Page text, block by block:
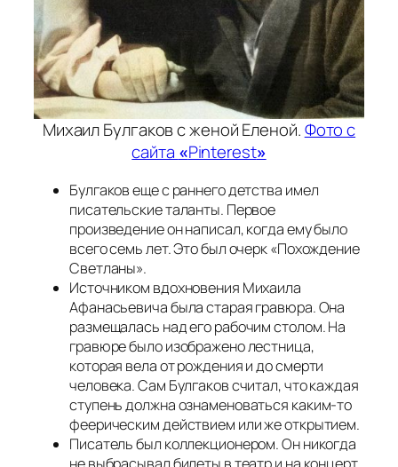
Михаил Булгаков с женой Еленой.Фото с
сайта «Pinterest»
Булгаков еще с раннего детства имел
писательские таланты. Первое
произведение он написал, когда ему было
всего семь лет. Это был очерк «Похождение
Светланы».
Источником вдохновения Михаила
Афанасьевича была старая гравюра. Она
размещалась над его рабочим столом. На
гравюре было изображено лестница,
которая вела от рождения и до смерти
человека. Сам Булгаков считал, что каждая
ступень должна ознаменоваться каким-то
феерическим действием или же открытием.
Писатель был коллекционером. Он никогда
не выбрасывал билеты в театр и на концерт.